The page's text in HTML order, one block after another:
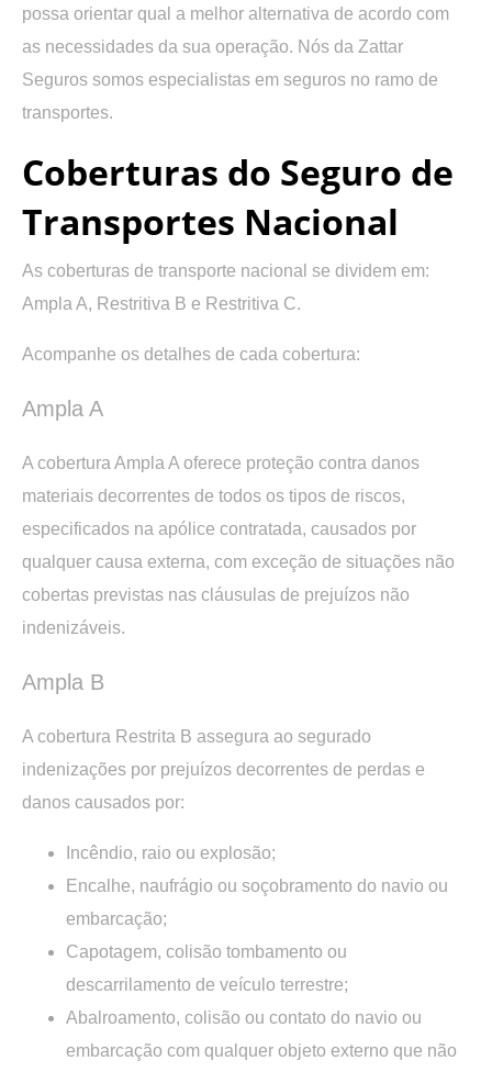
possa orientar qual a melhor alternativa de acordo com
as necessidades da sua operação. Nós da Zattar
Seguros somos especialistas em seguros no ramo de
transportes.
Coberturas do Seguro de
Transportes Nacional
As coberturas de transporte nacional se dividem em:
Ampla A, Restritiva B e Restritiva C.
Acompanhe os detalhes de cada cobertura:
Ampla A
A cobertura Ampla A oferece proteção contra danos
materiais decorrentes de todos os tipos de riscos,
especificados na apólice contratada, causados por
qualquer causa externa, com exceção de situações não
cobertas previstas nas cláusulas de prejuízos não
indenizáveis.
Ampla B
A cobertura Restrita B assegura ao segurado
indenizações por prejuízos decorrentes de perdas e
danos causados por:
Incêndio, raio ou explosão;
Encalhe, naufrágio ou soçobramento do navio ou
embarcação;
Capotagem, colisão tombamento ou
descarrilamento de veículo terrestre;
Abalroamento, colisão ou contato do navio ou
embarcação com qualquer objeto externo que não